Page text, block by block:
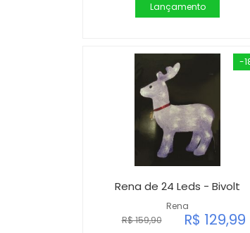
Lançamento
-
Rena
Rena de 24 Leds - Bivolt
R$ 159,90 R$ 129,99